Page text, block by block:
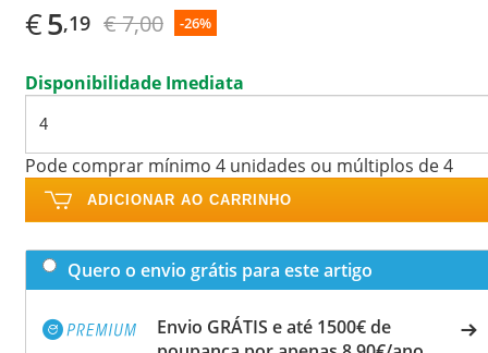
€5,19 € 7,00 -26%
Disponibilidade Imediata
Pode comprar mínimo 4 unidades ou múltiplos de 4
ADICIONAR AO CARRINHO
Quero o envio grátis para este artigo
Envio GRÁTIS e até 1500€ de